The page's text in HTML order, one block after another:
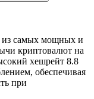
из самых мощных и
криптовалют на
хешрейт 8.8
обеспечивая
при